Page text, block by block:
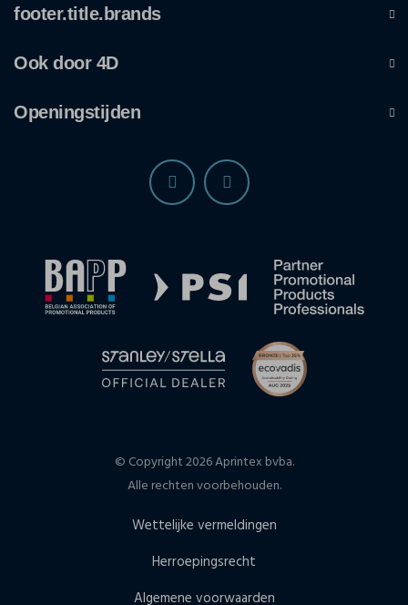
footer.title.brands
Ook door 4D
Openingstijden
© Copyright 2026 Aprintex bvba.
Alle rechten voorbehouden.
Wettelijke vermeldingen
Herroepingsrecht
Algemene voorwaarden